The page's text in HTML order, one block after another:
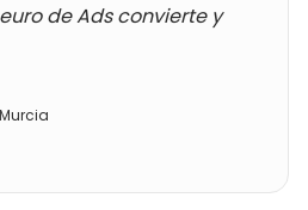
de Ads convierte y
Murcia